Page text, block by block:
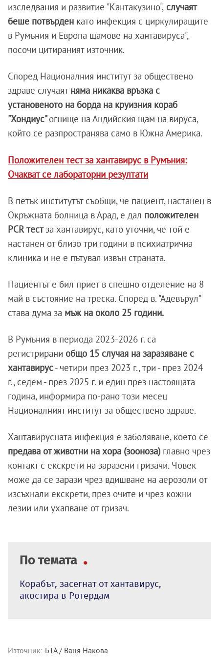
изследвания и развитие "Кантакузино", случаят
беше потвърден като инфекция с циркулиращите
в Румъния и Европа щамове на хантавируса",
посочи цитираният източник.
Според Националния институт за обществено
здраве случаят няма никаква връзка с
установеното на борда на круизния кораб
"Хондиус"огнище на Андийския щам на вируса,
който се разпространява само в Южна Америка.
Положителен тест за хантавирус в Румъния:
Очакват се лабораторни резултати
В петък институтът съобщи, че пациент, настанен в
Окръжната болница в Арад, е дал положителен
PCR тестза хантавирус, като уточни, че той е
настанен от близо три години в психиатрична
клиника и не е пътувал извън страната.
Пациентът е бил приет в спешно отделение на 8
май в състояние на треска. Според в. "Адевърул"
става дума за мъж на около 25 години.
В Румъния в периода 2023-2026 г. са
регистрирани общо 15 случая на заразяване с
хантавирус- четири през 2023 г., три - през 2024
г., седем - през 2025 г. и един през настоящата
година, информира по-рано този месец
Националният институт за обществено здраве.
Хантавирусната инфекция е заболяване, което се
предава от животни на хора (зооноза) главно чрез
контакт с екскрети на заразени гризачи. Човек
може да се зарази чрез вдишване на аерозоли от
изсъхнали екскрети, през очите и чрез кожни
лезии или ухапване от гризач.
По темата
Корабът, засегнат от хантавирус,
акостира в Ротердам
Източник: БТА / Ваня Накова